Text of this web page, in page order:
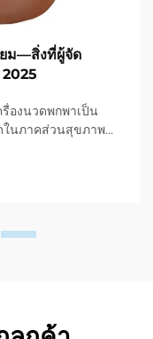
ม—สิ่งที่ผู้จัด
องนวดพกพาเป็น
นภาคส่วนสุขภาพ
ค้นพบแล้ว...